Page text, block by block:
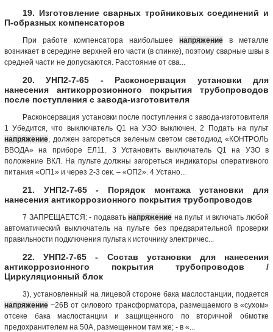
19. Изготовление сварных тройниковых соединений и
П-образных компенсаторов
При работе компенсатора наибольшее напряжение в металле
возникает в середине верхней его части (в спинке), поэтому сварные швы в
средней части не допускаются. Расстояние от сва...
20. УНП2-7-65 - Расконсервация установки для
нанесения антикоррозионного покрытия трубопроводов
после поступления с завода-изготовителя
Расконсервация установки после поступления с завода-изготовителя
1 Убедится, что выключатель Q1 на УЗО выключен. 2 Подать на пульт
напряжение , должен загореться зеленым светом светодиод «КОНТРОЛЬ
ВВОДА» на приборе ЕЛ11. 3 Установить выключатель Q1 на УЗО в
положение ВКЛ. На пульте должны загореться индикаторы оперативного
питания «ОП1» и через 2-3 сек. – «ОП2». 4 Устано...
21. УНП2-7-65 - Порядок монтажа установки для
нанесения антикоррозионного покрытия трубопроводов
7 ЗАПРЕЩАЕТСЯ: - подаватьнапряжение на пульт и включать любой
автоматический выключатель на пульте без предварительной проверки
правильности подключения пульта к источнику электричес...
22. УНП2-7-65 - Состав установки для нанесения
антикоррозионного покрытия трубопроводов /
Циркуляционный блок
3), установленный на лицевой стороне бака маслостанции, подается
напряжение ~26В от силового трансформатора, размещаемого в «сухом»
отсеке бака маслостанции и защищенного по вторичной обмотке
предохранителем на 50А, размещенном там же; - в «...